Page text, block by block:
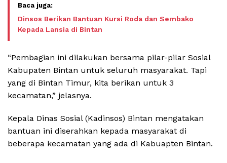
Dinsos Berikan Bantuan Kursi Roda dan Sembako
Kepada Lansia di Bintan
“Pembagian ini dilakukan bersama pilar-pilar Sosial
Kabupaten Bintan untuk seluruh masyarakat. Tapi
yang di Bintan Timur, kita berikan untuk 3
kecamatan,” jelasnya.
Kepala Dinas Sosial (Kadinsos) Bintan mengatakan
bantuan ini diserahkan kepada masyarakat di
beberapa kecamatan yang ada di Kabuapten Bintan.